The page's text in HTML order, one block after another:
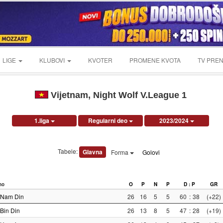
LIGE KLUBOVI KVOTER PROMENE KVOTA TV
Vijetnam, Night Wolf V.League 1
1.liga Regularni deo 2023/2024
Tabele: Glavna Forma Golovi
O P N P D : P GR
Nam Din 26 16 5 5 60 : 38
(+22)
Bin Din
26 13 8 5 47 : 28
(+19)